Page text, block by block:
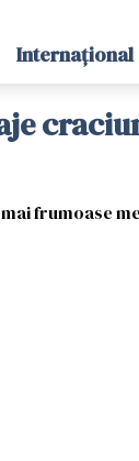
Internațional
frumoase